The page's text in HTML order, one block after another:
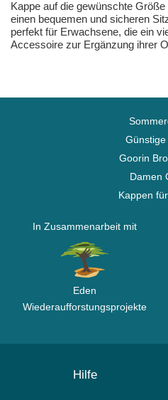
Kappe auf die gewünschte
einen bequemen und sicheren
perfekt für Erwachsene, die ein
Accessoire zur Ergänzung ihrer
Goorin
Damen
Kappen
In Zusammenarbeit mit
Eden
Wiederaufforstungsprojekte
Hilfe